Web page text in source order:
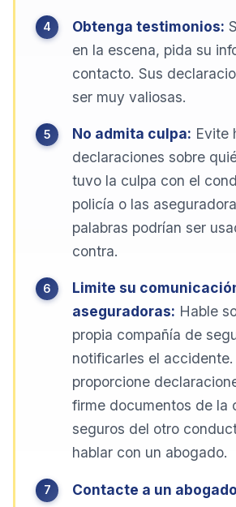
Obtenga testimonios:
en la escena, pida su
contacto. Sus
ser muy valiosas.
No admita culpa: Evite
declaraciones sobre
tuvo la culpa con el
policía o las
palabras podrían ser
contra.
Limite su
aseguradoras: Hable
propia compañía de
notificarles el
proporcione
firme documentos de la
seguros del otro
hablar con un abogado.
Contacte a un abogado